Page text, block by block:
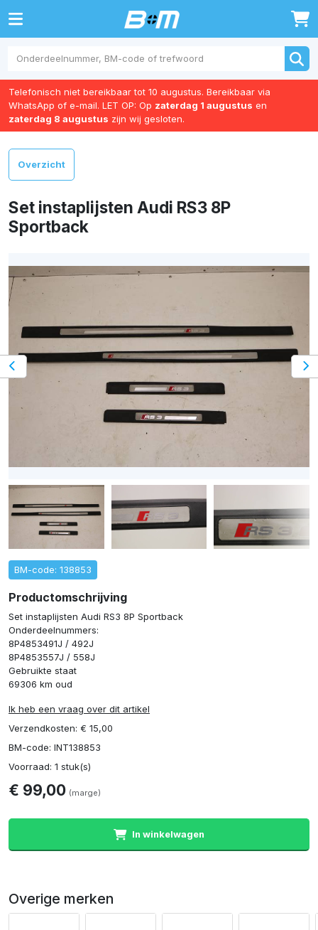
0
Telefonisch niet bereikbaar tot 10 augustus. Bereikbaar via
WhatsApp of e-mail. LET OP: Op zaterdag 1 augustus en
zaterdag 8 augustus zijn wij gesloten.
Overzicht
Set instaplijsten Audi RS3 8P
Sportback
BM-code: 138853
Productomschrijving
Set instaplijsten Audi RS3 8P Sportback
Onderdeelnummers:
8P4853491J / 492J
8P4853557J / 558J
Gebruikte staat
69306 km oud
Ik heb een vraag over dit artikel
Verzendkosten: € 15,00
BM-code: INT138853
Voorraad: 1 stuk(s)
€ 99,00 (marge)
In winkelwagen
Overige merken